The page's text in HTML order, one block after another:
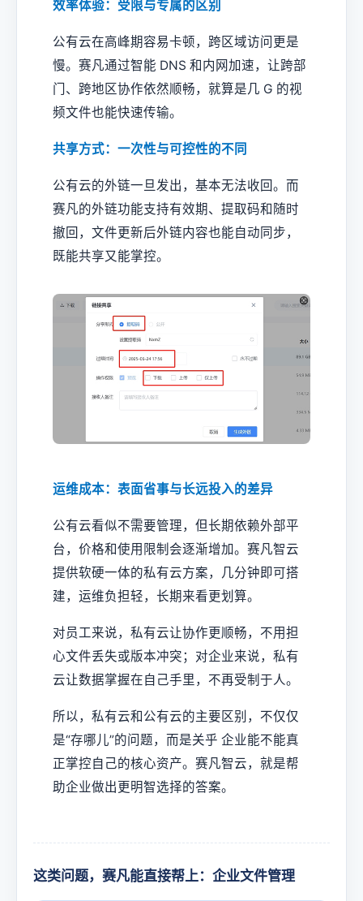
效率体验：受限与专属的区别
公有云在高峰期容易卡顿，跨区域访问更是
慢。赛凡通过智能 DNS 和内网加速，让跨部
门、跨地区协作依然顺畅，就算是几 G 的视
频文件也能快速传输。
共享方式：一次性与可控性的不同
公有云的外链一旦发出，基本无法收回。而
赛凡的外链功能支持有效期、提取码和随时
撤回，文件更新后外链内容也能自动同步，
既能共享又能掌控。
运维成本：表面省事与长远投入的差异
公有云看似不需要管理，但长期依赖外部平
台，价格和使用限制会逐渐增加。赛凡智云
提供软硬一体的私有云方案，几分钟即可搭
建，运维负担轻，长期来看更划算。
对员工来说，私有云让协作更顺畅，不用担
心文件丢失或版本冲突；对企业来说，私有
云让数据掌握在自己手里，不再受制于人。
所以，私有云和公有云的主要区别，不仅仅
是“存哪儿”的问题，而是关乎 企业能不能真
正掌控自己的核心资产。赛凡智云，就是帮
助企业做出更明智选择的答案。
这类问题，赛凡能直接帮上：企业文件管理